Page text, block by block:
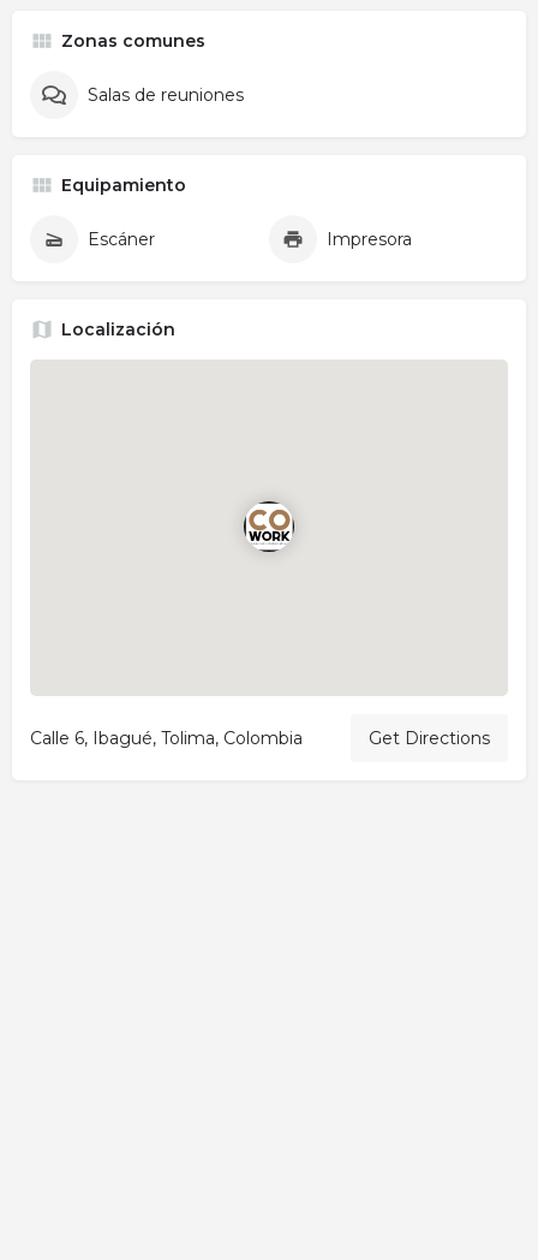
Zonas comunes
Salas de reuniones
Equipamiento
Escáner Impresora
Localización
Calle 6, Ibagué, Tolima, Colombia Get Directions